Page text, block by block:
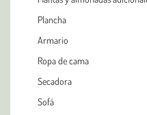
Plancha
Armario
Ropa de cama
Secadora
Sofá